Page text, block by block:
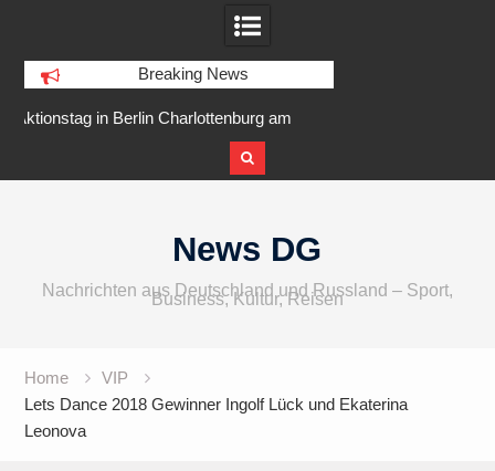
Breaking News
am
IFA 2026 Audio wird größer,
internationaler und vielfältiger
News DG
Nachrichten aus Deutschland und Russland – Sport,
Business, Kultur, Reisen
Home
VIP
Lets Dance 2018 Gewinner Ingolf Lück und Ekaterina
Leonova